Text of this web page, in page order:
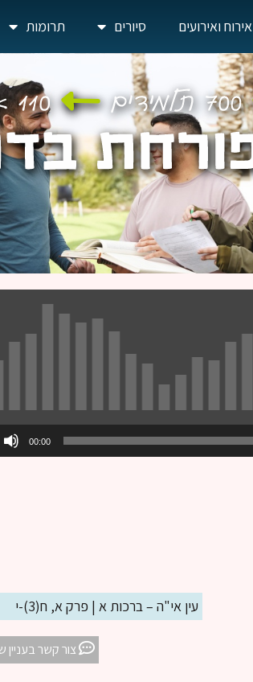
אירוח ואירועים סיורים תרומות
00:00
עין אי"ה – ברכות א | פרק א, ח(3)-י
צור קשר בעניין